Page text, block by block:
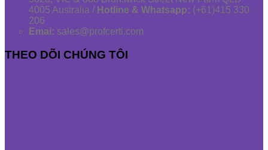
4005 Australia / Hotline & Whatsapp: (+61)415 330
206
Emai: sales@profcerti.com
THEO DÕI CHÚNG TÔI